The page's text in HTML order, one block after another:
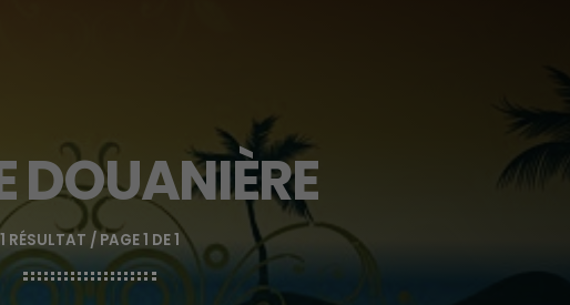
DOUANIÈRE
1 RÉSULTAT / PAGE 1 DE 1